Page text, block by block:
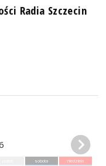
Radia Szczecin
sobota niedziela